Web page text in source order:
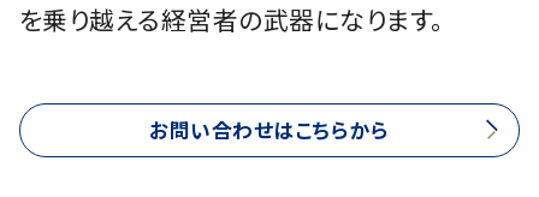
を乗り越える経営者の武器になります。
お問い合わせはこちらから